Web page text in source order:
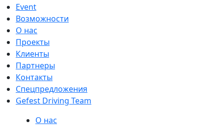
Event
Возможности
О нас
Проекты
Клиенты
Партнеры
Контакты
Спецпредложения
Gefest Driving Team
О нас